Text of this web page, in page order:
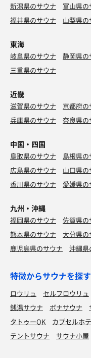
新潟県のサウナ 富山県の
福井県のサウナ
山梨県の
東海
岐阜県のサウナ 静岡県の
三重県のサウナ
近畿
滋賀県のサウナ 京都府の
兵庫県のサウナ
奈良県の
中国・四国
鳥取県のサウナ 島根県の
広島県のサウナ
山口県の
香川県のサウナ
愛媛県の
九州・沖縄
福岡県のサウナ 佐賀県の
熊本県のサウナ
大分県の
鹿児島県のサウナ
沖縄県
特徴からサウナを探す
ロウリュ セルフロウリュ
銭湯サウナ
ボナサウナ
タトゥーOK
カプセルホ
テントサウナ
サウナ小屋